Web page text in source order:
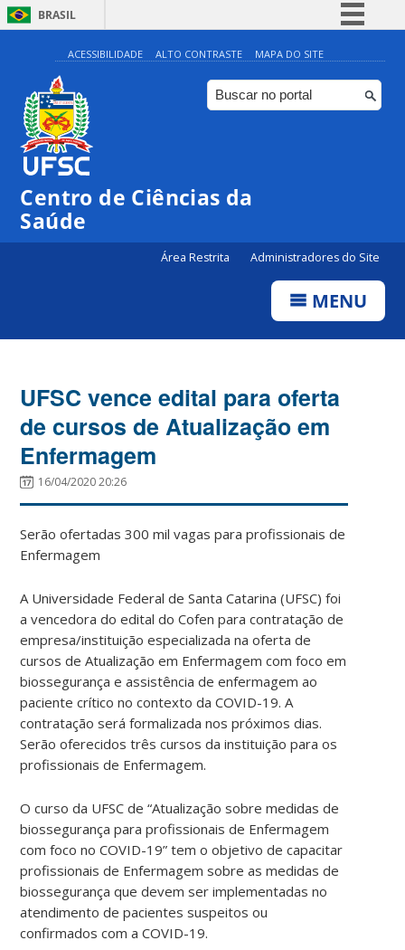
BRASIL
Simplifique!
Comunica BR
Participe
ACESSIBILIDADE ALTO CONTRASTE MAPA DO SITE
Centro de Ciências da
Saúde
Área Restrita Administradores do Site
MENU
UFSC vence edital para oferta
de cursos de Atualização em
Enfermagem
16/04/2020 20:26
Serão ofertadas 300 mil vagas para profissionais de
Enfermagem
A Universidade Federal de Santa Catarina (UFSC) foi
a vencedora do edital do Cofen para contratação de
empresa/instituição especializada na oferta de
cursos de Atualização em Enfermagem com foco em
biossegurança e assistência de enfermagem ao
paciente crítico no contexto da COVID-19. A
contratação será formalizada nos próximos dias.
Serão oferecidos três cursos da instituição para os
profissionais de Enfermagem.
O curso da UFSC de “Atualização sobre medidas de
biossegurança para profissionais de Enfermagem
com foco no COVID-19” tem o objetivo de capacitar
profissionais de Enfermagem sobre as medidas de
biossegurança que devem ser implementadas no
atendimento de pacientes suspeitos ou
confirmados com a COVID-19.